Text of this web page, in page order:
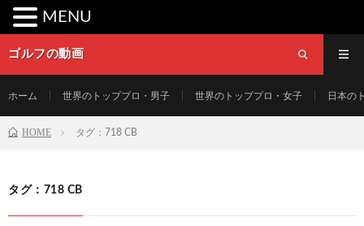
ゴルフの動画
ホーム 世界のトッププロ・男子 世界のトッププロ・女子 日本の
HOME タグ：718 CB
タグ：718 CB
MENU